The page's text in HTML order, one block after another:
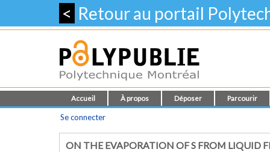
< Retour au portail
Accueil À propos Déposer Parcourir
Se connecter
ON THE EVAPORATION OF S FROM LIQUID